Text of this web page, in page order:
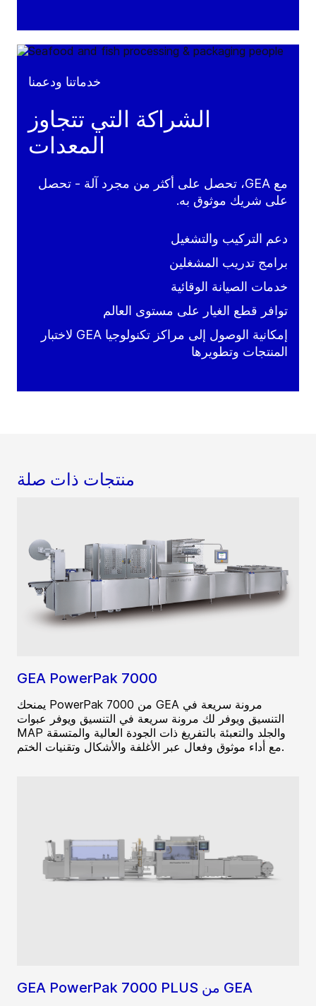
خدماتنا ودعمنا
الشراكة التي تتجاوز
المعدات
مع GEA، تحصل على أكثر من مجرد آلة - تحصل
على شريك موثوق به.
دعم التركيب والتشغيل
برامج تدريب المشغلين
خدمات الصيانة الوقائية
توافر قطع الغيار على مستوى العالم
إمكانية الوصول إلى مراكز تكنولوجيا GEA لاختبار
المنتجات وتطويرها
منتجات ذات صلة
GEA PowerPak 7000
يمنحك PowerPak 7000 من GEA مرونة سريعة في
التنسيق ويوفر لك مرونة سريعة في التنسيق ويوفر عبوات
MAP والجلد والتعبئة بالتفريغ ذات الجودة العالية والمتسقة
مع أداء موثوق وفعال عبر الأغلفة والأشكال وتقنيات الختم.
GEA PowerPak 7000 PLUS من GEA